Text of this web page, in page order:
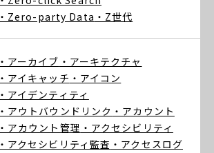
・Zero-party Data ・Z世代
・アーカイブ ・アーキテクチャ
・アイキャッチ ・アイコン
・アイデンティティ
・アウトバウンドリンク ・アカウント
・アカウント管理 ・アクセシビリティ
・アクセシビリティ監査 ・アクセスログ